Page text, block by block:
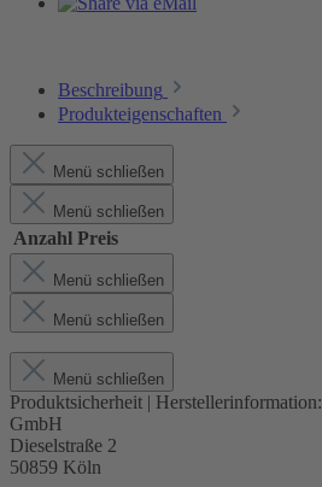
Beschreibung
Produkteigenschaften
Menü schließen
Menü schließen
Anzahl Preis
Menü schließen
Menü schließen
Menü schließen
Produktsicherheit | Herstellerinformation:
GmbH
Dieselstraße 2
50859 Köln